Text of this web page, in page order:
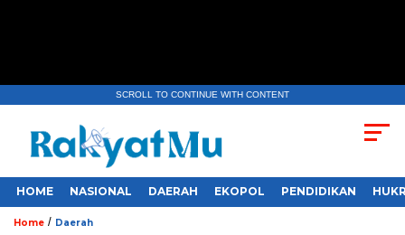
SCROLL TO CONTINUE WITH CONTENT
HOME NASIONAL DAERAH EKOPOL PENDIDIKAN
Home / Daerah